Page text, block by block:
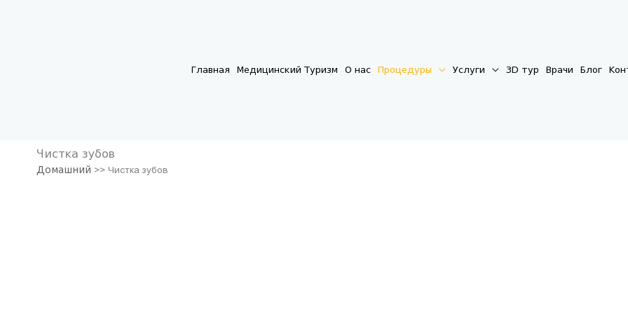
Главная Медицинский Туризм О нас Процедуры Услуги 3D тур Врачи Блог
Чистка зубов
Домашний >> Чистка зубов